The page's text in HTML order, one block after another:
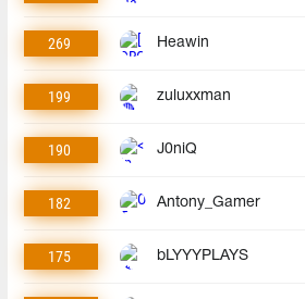
269 Heawin
199 zuluxxman
190 J0niQ
182 Antony_Gamer
175 bLYYYPLAYS